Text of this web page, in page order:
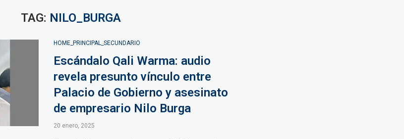
TAG: NILO_BURGA
HOME_PRINCIPAL_SECUNDARIO
Escándalo Qali Warma: audio
revela presunto vínculo entre
Palacio de Gobierno y asesinato
de empresario Nilo Burga
20 enero, 2025